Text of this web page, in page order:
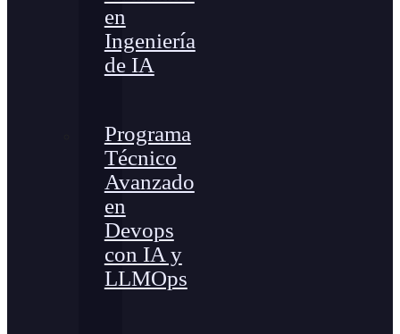
en
Ingeniería
de IA
Programa
Técnico
Avanzado
en
Devops
con IA y
LLMOps